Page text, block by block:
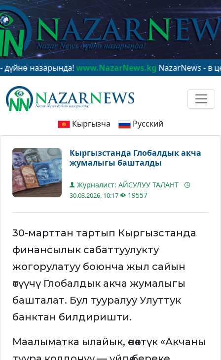
назарында!www.NazarNews.kgNazarNews - в центре
Кыргызча Русский
Кыргызстанда Глобалдык акча
жумалыгы башталды
Журналист: АЙСУЛУУ ТАЛАНТ
30.03.2026, 10:17 19557
30-марттан тартып Кыргызстанда
финансылык сабаттуулукту
жогорулатуу боюнча жыл сайын
өтүүчү Глобалдык акча жумалыгы
башталат. Бул тууралуу Улуттук
банктан билдиришти.
Маалыматка ылайык, өнөктүк «Акчаны